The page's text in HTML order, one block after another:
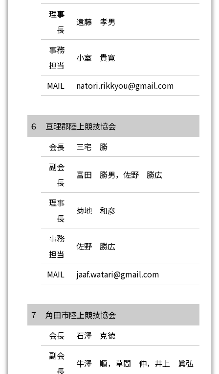
理事
長
遠藤 孝男
事務
担当
小室 貴寛
MAIL natori.rikkyou@gmail.com
６ 亘理郡陸上競技協会
会長
三宅 勝
副会
長
富田 勝男，佐野 勝広
理事
長
菊地 和彦
事務
担当
佐野 勝広
MAIL jaaf.watari@gmail.com
７ 角田市陸上競技協会
会長
石澤 克徳
副会
長
牛澤 順，草間 伸，井上 眞弘